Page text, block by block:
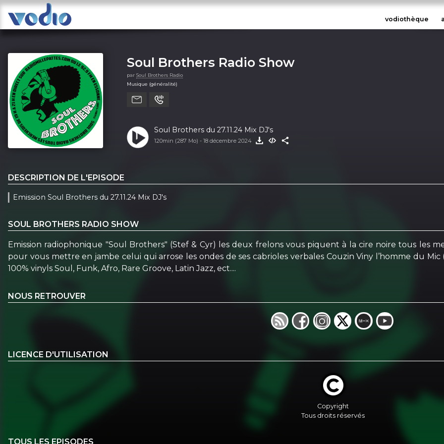
vodiothèque
Soul Brothers Radio Show
par Soul Brothers Radio
Musique (généralité)
Soul Brothers du 27.11.24 Mix DJ's
120min (287 Mo) - 18 décembre 2024
DESCRIPTION DE L'EPISODE
Emission Soul Brothers du 27.11.24 Mix DJ's
SOUL BROTHERS RADIO SHOW
Emission radiophonique "Soul Brothers" (Stef & Cyr) les deux frelons vous piquent à la cire noire tous les
pour vous mettre en jambe celui qui arrose les ondes de ses cabrioles verbales Couzin Viny l’homme du
100% vinyls Soul, Funk, Afro, Rare Groove, Latin Jazz, ect....
NOUS RETROUVER
LICENCE D'UTILISATION
Copyright
Tous droits réservés
TOUS LES EPISODES